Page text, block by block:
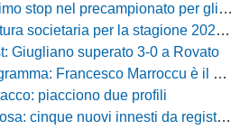
per gli azzurri: Forte ribalta Lartey nel finale
societaria per la stagione 2026-2027
Giugliano superato 3-0 a Rovato
Marroccu è il nuovo DG dell'Area Tecnica
piacciono due profili
cinque nuovi innesti da registrare